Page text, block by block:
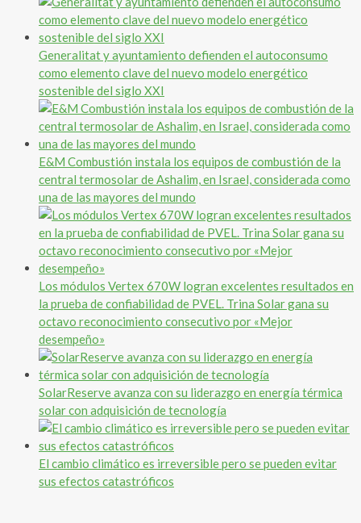
Generalitat y ayuntamiento defienden el autoconsumo
como elemento clave del nuevo modelo energético
sostenible del siglo XXI
E&M Combustión instala los equipos de combustión de la
central termosolar de Ashalim, en Israel, considerada como
una de las mayores del mundo
Los módulos Vertex 670W logran excelentes resultados en
la prueba de confiabilidad de PVEL. Trina Solar gana su
octavo reconocimiento consecutivo por «Mejor
desempeño»
SolarReserve avanza con su liderazgo en energía térmica
solar con adquisición de tecnología
El cambio climático es irreversible pero se pueden evitar
sus efectos catastróficos